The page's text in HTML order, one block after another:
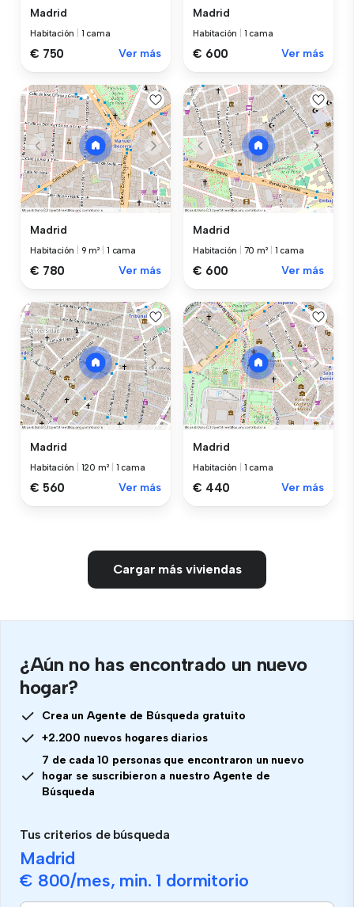
Madrid
Habitación 1 cama
€ 750 Ver más
Madrid
Habitación 1 cama
€ 600 Ver más
Madrid
Habitación 9 m² 1 cama
€ 780 Ver más
Madrid
Habitación 70 m² 1 cama
€ 600 Ver más
Madrid
Habitación 120 m² 1 cama
€ 560 Ver más
Madrid
Habitación 1 cama
€ 440 Ver más
Cargar más viviendas
¿Aún no has encontrado un nuevo
hogar?
Crea un Agente de Búsqueda gratuito
+2.200 nuevos hogares diarios
7 de cada 10 personas que encontraron un nuevo
hogar se suscribieron a nuestro Agente de
Búsqueda
Tus criterios de búsqueda
Madrid
€ 800/mes, min. 1 dormitorio